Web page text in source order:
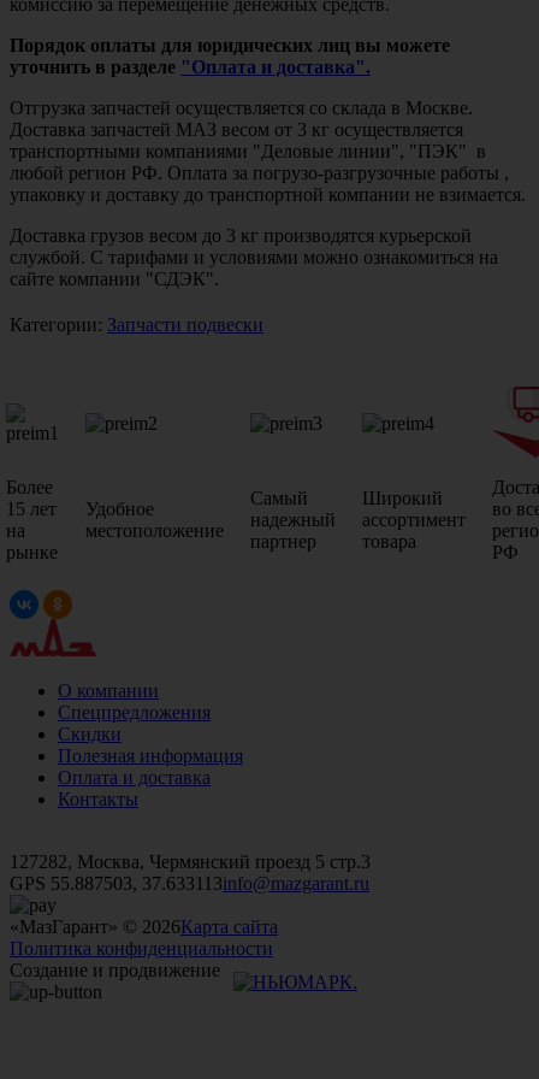
Порядок оплаты для юридических лиц вы можете
уточнить в разделе "Оплата и доставка".
Отгрузка запчастей осуществляется со склада в Москве.
Доставка запчастей МАЗ весом от 3 кг осуществляется
транспортными компаниями "Деловые линии", "ПЭК" в
любой регион РФ. Оплата за погрузо-разгрузочные работы ,
упаковку и доставку до транспортной компании не взимается.
Доставка грузов весом до 3 кг производятся курьерской
службой. С тарифами и условиями можно ознакомиться на
сайте компании "СДЭК".
Категории: Запчасти подвески
Более
15 лет
на
рынке
Удобное
местоположение
Самый
надежный
партнер
Широкий
ассортимент
товара
во
РФ
О компании
Спецпредложения
Скидки
Полезная информация
Оплата и доставка
Контакты
127282, Москва, Чермянский проезд 5 стр.3
GPS 55.887503, 37.633113info@mazgarant.ru
«МазГарант» © 2026Карта сайта
Политика конфиденциальности
Создание и продвижение